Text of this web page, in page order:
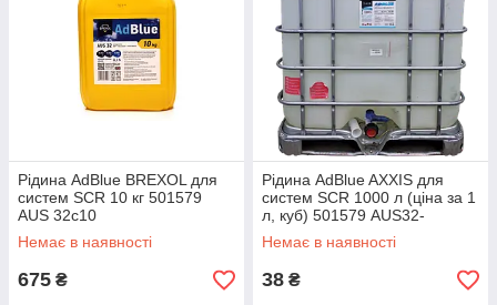
Рідина AdBlue BREXOL для
систем SCR 10 кг 501579
AUS 32c10
Немає в наявності
675 ₴
Рідина AdBlue AXXIS для
систем SCR 1000 л (ціна за 1
л, куб) 501579 AUS32-
1Cube1L
Немає в наявності
38 ₴